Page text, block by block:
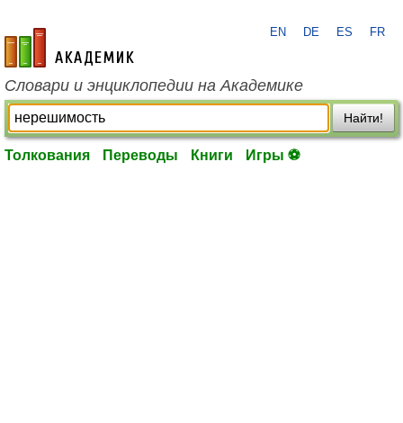
academic.ru
EN DE ES FR
Словари и энциклопедии на Академике
Найти!
Толкования Переводы Книги Игры ⚽